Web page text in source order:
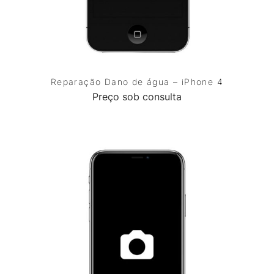
Reparação Dano de água – iPhone 4
Preço sob consulta